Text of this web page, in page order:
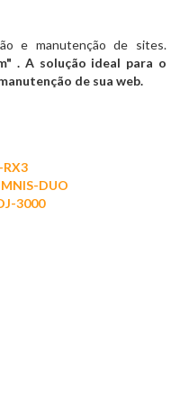
e manutenção de sites.
. A solução ideal para o
de sua web.
DUO
3000